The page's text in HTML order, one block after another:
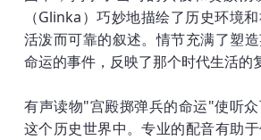
（Glinka）巧妙地描绘了历史环境
活泼而可靠的叙述。情节充满了塑
命运的事件，反映了那个时代生活的
有声读物"宫殿掷弹兵的命运"使听
这个历史世界中。专业的配音有助